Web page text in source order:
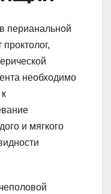
перианальной
необходимо
и мягкого